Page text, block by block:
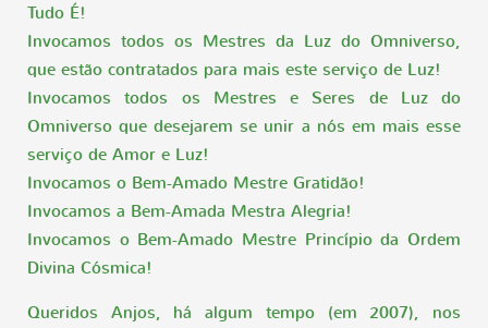
Tudo É!
Invocamos todos os Mestres da Luz do Omniverso,
que estão contratados para mais este serviço de Luz!
Invocamos todos os Mestres e Seres de Luz do
Omniverso que desejarem se unir a nós em mais esse
serviço de Amor e Luz!
Invocamos o Bem-Amado Mestre Gratidão!
Invocamos a Bem-Amada Mestra Alegria!
Invocamos o Bem-Amado Mestre Princípio da Ordem
Divina Cósmica!
Queridos Anjos, há algum tempo (em 2007), nos